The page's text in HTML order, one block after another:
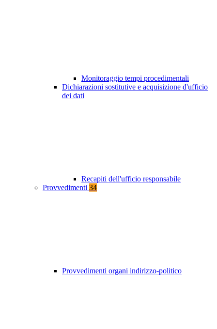
Monitoraggio tempi procedimentali
Dichiarazioni sostitutive e acquisizione d'ufficio
dei dati
Recapiti dell'ufficio responsabile
Provvedimenti 34
Provvedimenti organi indirizzo-politico